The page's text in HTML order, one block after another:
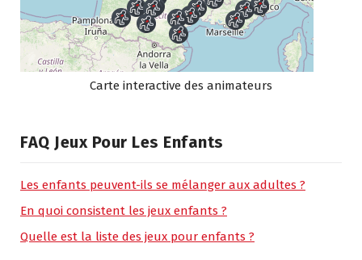
Carte interactive des animateurs
FAQ Jeux Pour Les Enfants
Les enfants peuvent-ils se mélanger aux adultes ?
En quoi consistent les jeux enfants ?
Quelle est la liste des jeux pour enfants ?